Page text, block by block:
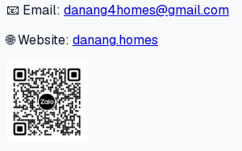
📧 Email: danang4homes@gmail.com
🌐 Website: danang.homes